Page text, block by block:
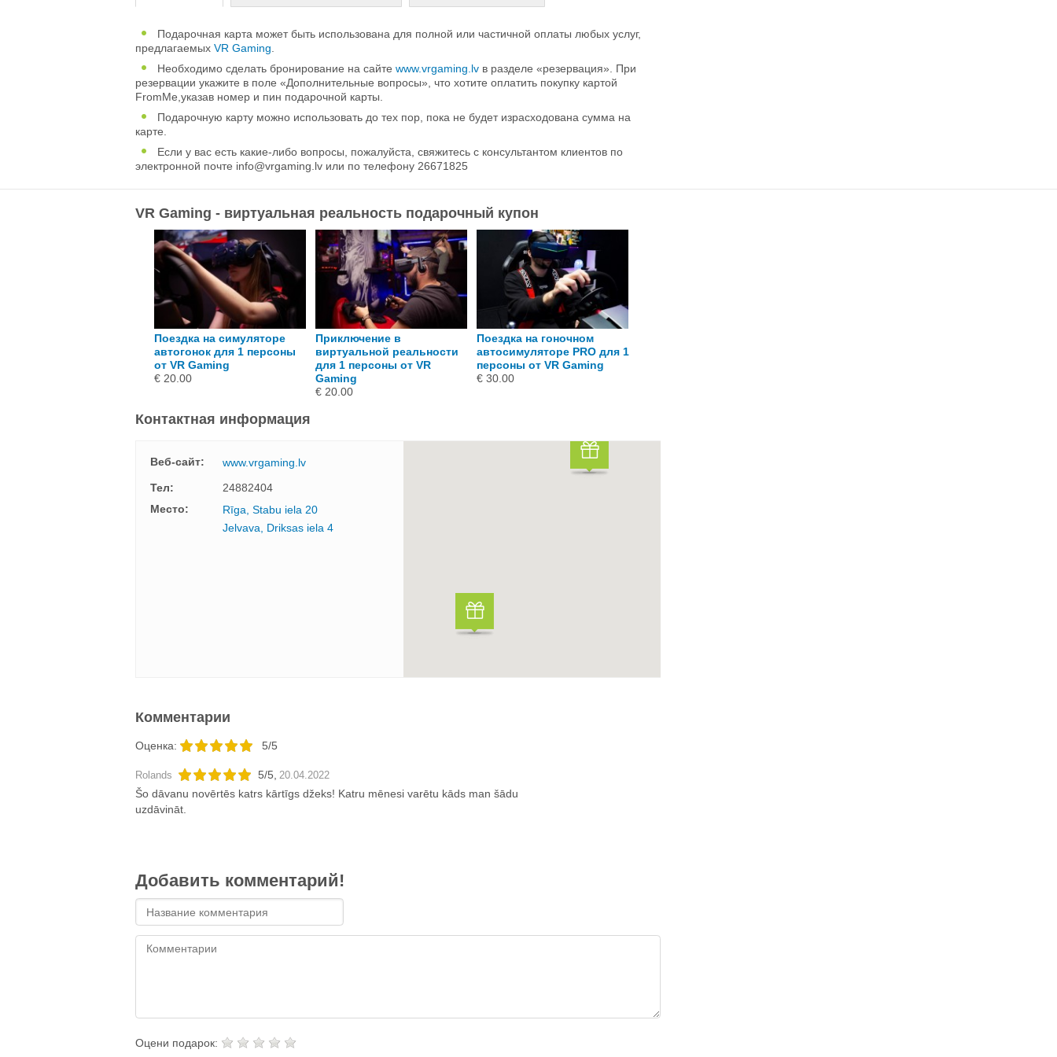
Подарочная карта может быть использована для полной или частичной оплаты любых услуг,
предлагаемых VR Gaming
Необходимо сделать бронирование на сайте www.vrgaming.lv в разделе «резервация». При
резервации укажите в поле «Дополнительные вопросы», что хотите оплатить покупку картой
FromMe,указав номер и пин подарочной карты.
Подарочную карту можно использовать до тех пор, пока не будет израсходована сумма на
карте.
Если у вас есть какие-либо вопросы, пожалуйста, свяжитесь с консультантом клиентов по
электронной почте info@vrgaming.lv или по телефону 26671825
VR Gaming - виртуальная реальность подарочный купон
Поездка на симуляторе
автогонок для 1 персоны
от VR Gaming
€ 20.00
Приключение в
виртуальной реальности
для 1 персоны от VR
Gaming
€ 20.00
Поездка на гоночном
автосимуляторе PRO для 1
персоны от VR Gaming
€ 30.00
Контактная информация
Веб-сайт:
www.vrgaming.lv
Тел:
24882404
Mесто:
Rīga, Stabu iela 20
Jelvava, Driksas iela 4
Комментарии
Oценка: 5/5
Rolands 5/5 20.04.2022
Šo dāvanu novērtēs katrs kārtīgs džeks! Katru mēnesi varētu kāds man šādu
uzdāvināt.
Добавить комментарий!
Оцени подарок: